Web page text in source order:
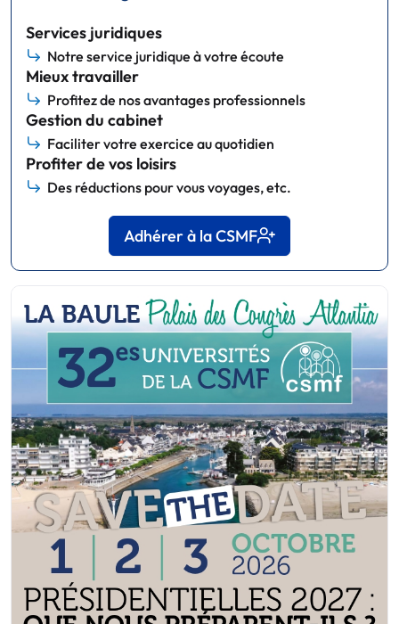
Services juridiques
Notre service juridique à votre écoute
Mieux travailler
Profitez de nos avantages professionnels
Gestion du cabinet
Faciliter votre exercice au quotidien
Profiter de vos loisirs
Des réductions pour vous voyages, etc.
Adhérer à la CSMF